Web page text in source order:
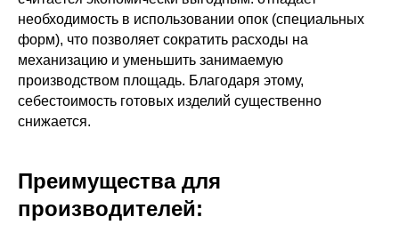
необходимость в использовании опок (специальных
форм), что позволяет сократить расходы на
механизацию и уменьшить занимаемую
производством площадь. Благодаря этому,
себестоимость готовых изделий существенно
снижается.
Преимущества для
производителей: